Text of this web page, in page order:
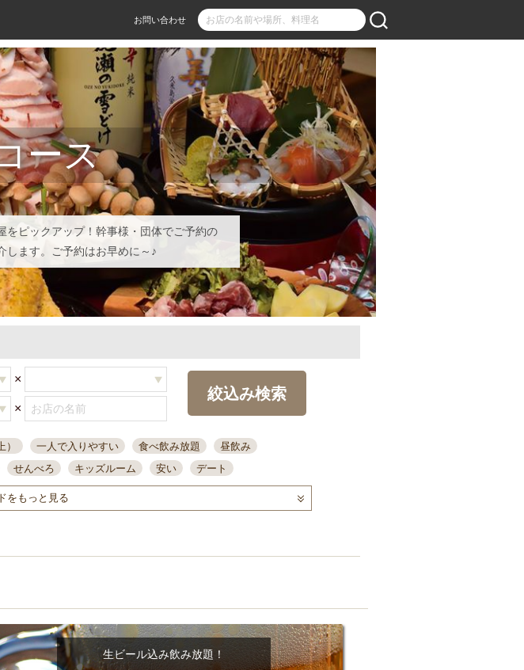
お問い合わせ
ース
をピックアップ！幹事様・団体でご予約の
します。ご予約はお早めに～♪
×
×
絞込み検索
一人で入りやすい 食べ飲み放題
昼飲み
せんべろ キッズルーム 安い
デート
誕生日 大人数
インスタ映え 座敷席 記念日 泡盛
喫煙可
モンサワー 観光客に人気 大部屋30名
カウンター
寿司 クリスマス 和食
クーポン
橋駅周辺 沖縄料理 スイーツ
結納・顔会わせ
をもっと見る
生ビール込み飲み放題！